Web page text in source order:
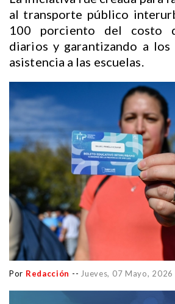
al transporte público
100 porciento del costo
diarios y garantizando a
asistencia a las escuelas.
Por Redacción -- Jueves, 07 Mayo, 2026